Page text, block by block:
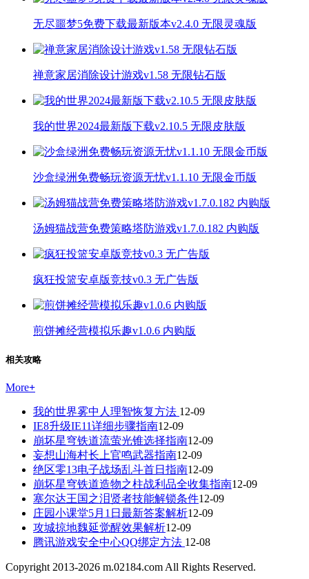
无尽噩梦5免费下载最新版本v2.4.0 无限灵魂版
禅意家居消除设计游戏v1.58 无限钻石版
我的世界2024最新版下载v2.10.5 无限皮肤版
沙盒绿洲免费畅玩资源无忧v1.1.10 无限金币版
汤姆猫战营免费策略塔防游戏v1.7.0.182 内购版
疯狂投篮安卓版竞技v0.3 无广告版
煎饼摊经营模拟乐趣v1.0.6 内购版
相关攻略
More+
我的世界雾中人理智恢复方法 12-09
IE8升级IE11详细步骤指南12-09
崩坏星穹铁道流萤光锥选择指南12-09
妄想山海村长上官鸣武器指南12-09
绝区零13电子战场乱斗首日指南12-09
崩坏星穹铁道造物之柱战利品全收集指南12-09
塞尔达王国之泪贤者技能解锁条件12-09
庄园小课堂5月1日最新答案解析12-09
攻城掠地魏延觉醒效果解析12-09
腾讯游戏安全中心QQ绑定方法 12-08
Copyright 2013-2026 m.02184.com All Rights Reserved.